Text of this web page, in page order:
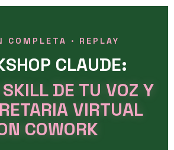
COMPLETA · REPLAY
CLAUDE:
DE TU VOZ Y
VIRTUAL
COWORK